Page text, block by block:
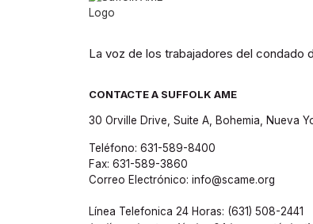
La voz de los trabajadores del condado
CONTACTE A SUFFOLK AME
30 Orville Drive, Suite A, Bohemia, Nueva
Teléfono: 631-589-8400
Fax: 631-589-3860
Correo Electrónico: info@scame.org
Línea Telefonica 24 Horas: (631) 508-2441